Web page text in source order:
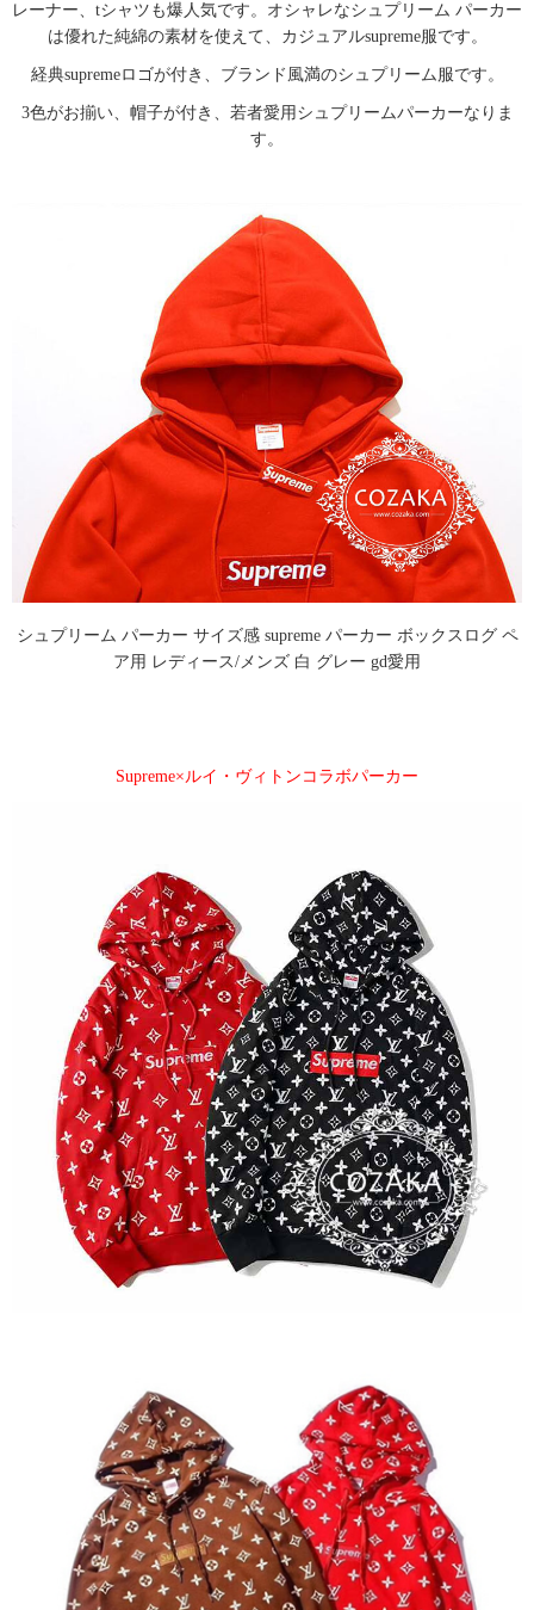
レーナー、tシャツも爆人気です。オシャレなシュプリーム パーカー
は優れた純綿の素材を使えて、カジュアルsupreme服です。
経典supremeロゴが付き、ブランド風満のシュプリーム服です。
3色がお揃い、帽子が付き、若者愛用シュプリームパーカーなりま
す。
シュプリーム パーカー サイズ感 supreme パーカー ボックスログ ペ
ア用 レディース/メンズ 白 グレー gd愛用
Supreme×ルイ・ヴィトンコラボパーカー